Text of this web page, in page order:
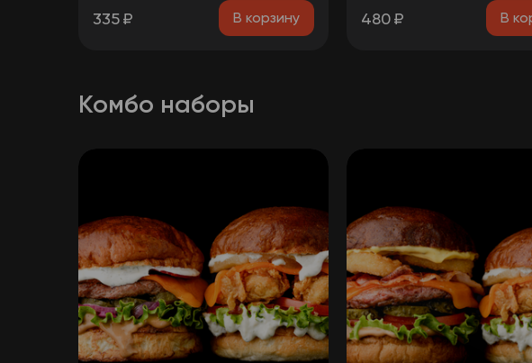
айсберг, сыр чеддер, стрипсы
335₽ В корзину 480 ₽ В
Комбо наборы